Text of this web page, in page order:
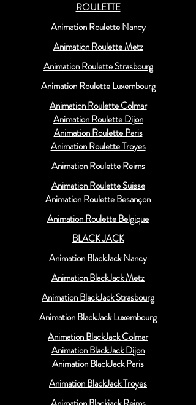
ROULETTE
Animation Roulette Nancy
Animation Roulette Metz
Animation Roulette Strasbourg
Animation Roulette Luxembourg
Animation Roulette Colmar
Animation Roulette Dijon
Animation Roulette Paris
Animation Roulette Troyes
Animation Roulette Reims
Animation Roulette Suisse
Animation Roulette Besançon
Animation Roulette Belgique
BLACK JACK
Animation BlackJack Nancy
Animation BlackJack Metz
Animation BlackJack Strasbourg
Animation BlackJack Luxembourg
Animation BlackJack Colmar
Animation BlackJack Dijon
Animation BlackJack Paris
Animation BlackJack Troyes